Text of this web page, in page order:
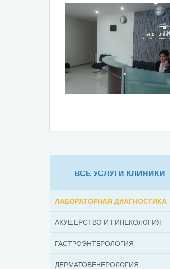
ВСЕ УСЛУГИ КЛИНИКИ
ЛАБОРАТОРНАЯ ДИАГНОСТИКА
АКУШЕРСТВО И ГИНЕКОЛОГИЯ
ГАСТРОЭНТЕРОЛОГИЯ
ДЕРМАТОВЕНЕРОЛОГИЯ